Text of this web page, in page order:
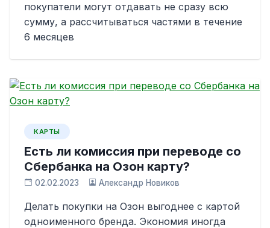
покупатели могут отдавать не сразу всю
сумму, а рассчитываться частями в течение
6 месяцев
КАРТЫ
Есть ли комиссия при переводе со
Сбербанка на Озон карту?
02.02.2023 Александр Новиков
Делать покупки на Озон выгоднее с картой
одноименного бренда. Экономия иногда